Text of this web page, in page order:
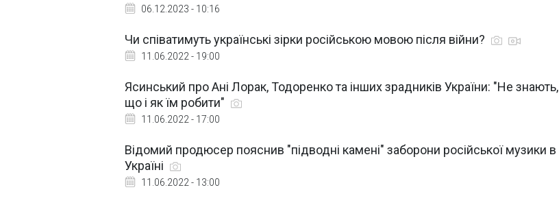
06.12.2023 - 10:16
Чи співатимуть українські зірки російською мовою після війни?
11.06.2022 - 19:00
Ясинський про Ані Лорак, Тодоренко та інших зрадників України: "Не знають,
що і як їм робити"
11.06.2022 - 17:00
Відомий продюсер пояснив "підводні камені" заборони російської музики в
Україні
11.06.2022 - 13:00